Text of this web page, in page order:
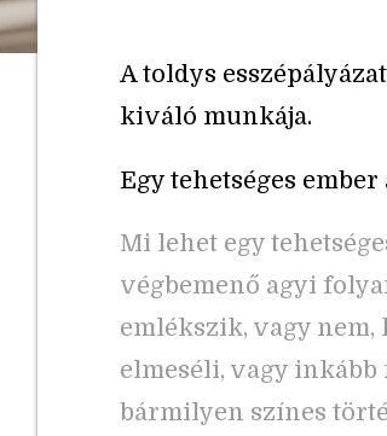
A toldys
kiváló munkája.
Egy tehetséges ember
Mi lehet egy
végbemenő agyi
emlékszik, vagy
elmeséli, vagy inkább
bármilyen színes